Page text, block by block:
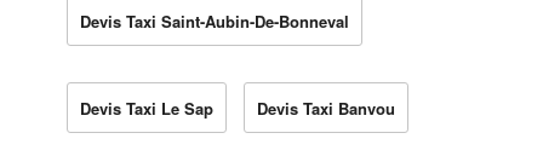
Devis Taxi Saint-Aubin-De-Bonneval
Devis Taxi Le Sap Devis Taxi Banvou